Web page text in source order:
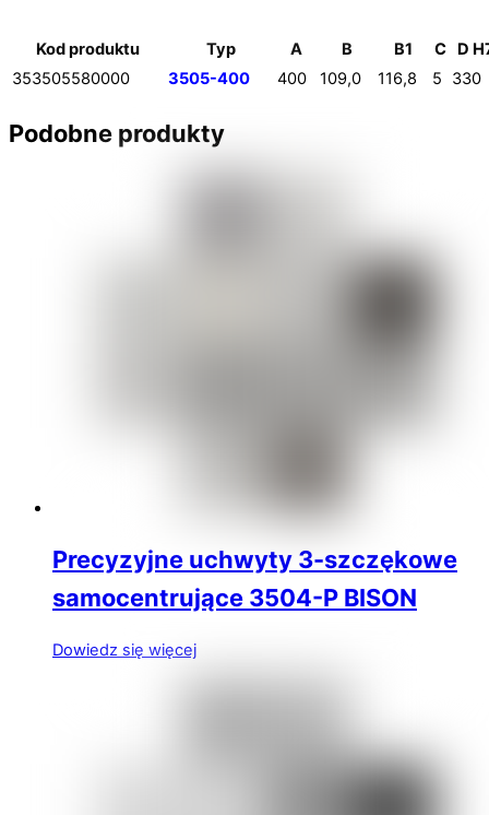
Kod produktu Typ A B B1 C
D
353505580000
3505-400 400 109,0 116,8 5 330
Podobne produkty
Precyzyjne uchwyty 3-szczękowe
samocentrujące 3504-P BISON
Dowiedz się więcej